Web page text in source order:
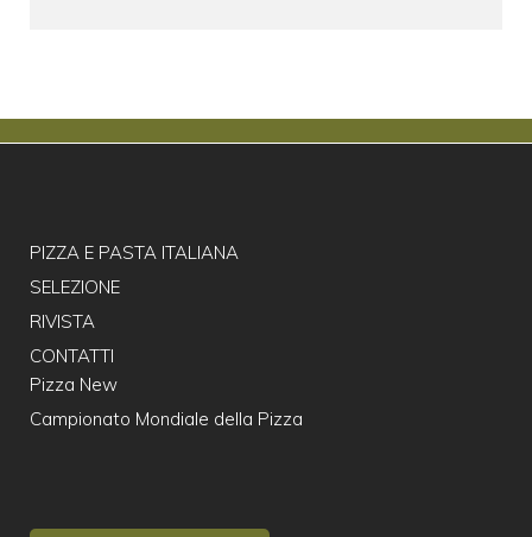
PIZZA E PASTA ITALIANA
SELEZIONE
RIVISTA
CONTATTI
Pizza New
Campionato Mondiale della Pizza